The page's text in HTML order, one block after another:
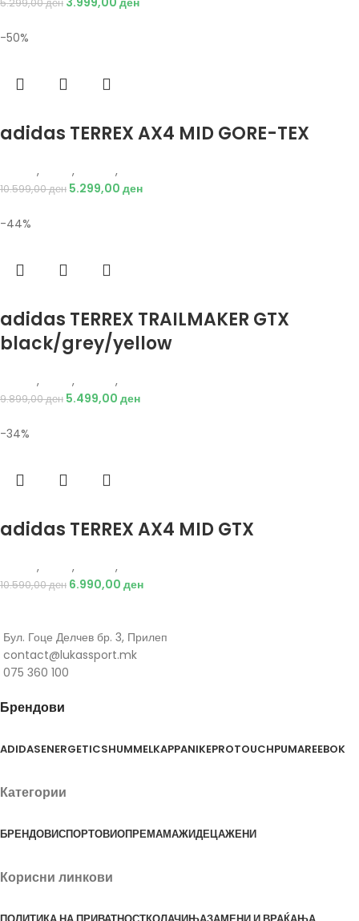
5.299,00ден
-50%
adidas TERREX AX4 MID GORE-TEX
, , ,
10.599,00ден 5.299,00 ден
-44%
adidas TERREX TRAILMAKER GTX
black/grey/yellow
, , ,
9.899,00ден 5.499,00 ден
-34%
adidas TERREX AX4 MID GTX
, , ,
10.590,00ден 6.990,00 ден
Бул. Гоце Делчев бр. 3, Прилеп
contact@lukassport.mk
075 360 100
Брендови
ADIDASENERGETICSHUMMELKAPPANIKEPROTOUCHPUMAREEBOK
Категории
БРЕНДОВИСПОРТОВИОПРЕМАМАЖИДЕЦАЖЕНИ
Корисни линкови